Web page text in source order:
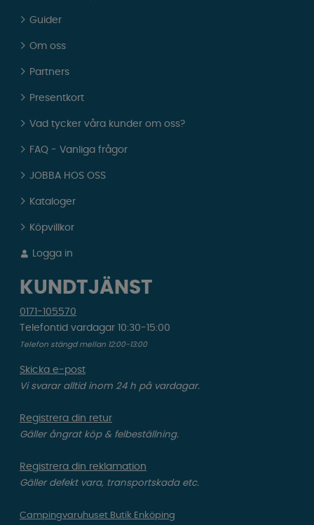
Guider
Om oss
Partners
Presentkort
Vad tycker våra kunder om oss?
FAQ - Vanliga frågor
JOBBA HOS OSS
Kataloger
Köpvillkor
Logga in
KUNDTJÄNST
0171-105570
Telefontid vardagar 10:30-15:00
Telefon stängd mellan 12:00-13:00
Skicka e-post
Vi svarar alltid inom 24 h på vardagar.
Registrera din retur
Gäller ångrat köp & felbeställning.
Registrera din reklamation
Gäller defekt vara, transportskada etc.
Campingvaruhuset Butik Enköping